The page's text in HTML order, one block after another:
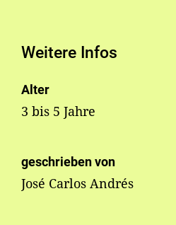
Weitere Infos
Alter
3 bis 5 Jahre
geschrieben von
José Carlos Andrés